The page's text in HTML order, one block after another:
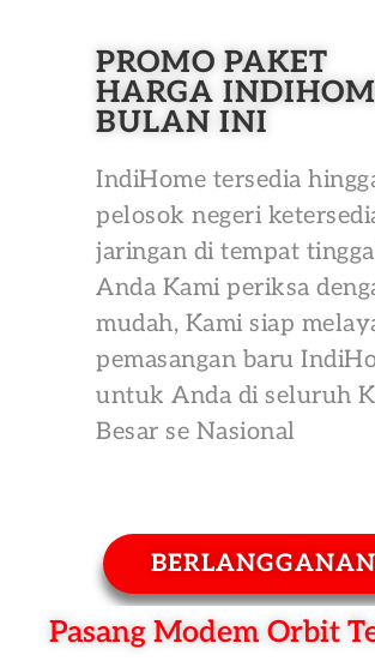
PROMO PAKET
HARGA
BULAN INI
IndiHome tersedia
pelosok negeri
jaringan di tempat
Anda Kami periksa
mudah, Kami siap
pemasangan baru
untuk Anda di seluruh
Besar se Nasional
BERLANGGANAN
Pasang Modem Orbit